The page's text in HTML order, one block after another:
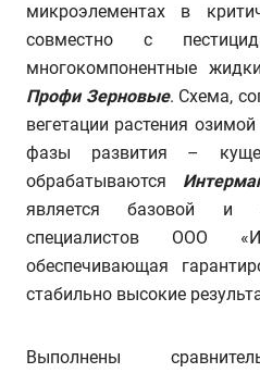
микроэлементах в
совместно с
многокомпонентные
Профи Зерновые. Схема,
вегетации растения
фазы развития –
обрабатываются
является базовой и
специалистов ООО
обеспечивающая
стабильно высокие
Выполнены